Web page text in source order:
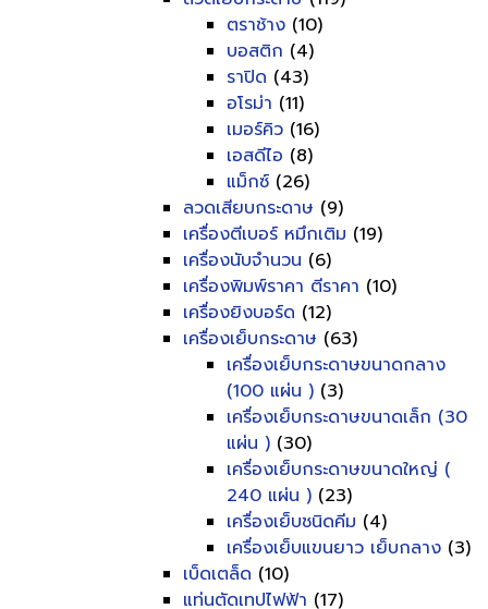
ตราช้าง (10)
บอสติก (4)
ราปิด (43)
อโรม่า (11)
เมอร์คิว (16)
เอสดีไอ (8)
แม็กซ์ (26)
ลวดเสียบกระดาษ (9)
เครื่องตีเบอร์ หมึกเติม (19)
เครื่องนับจำนวน (6)
เครื่องพิมพ์ราคา ตีราคา (10)
เครื่องยิงบอร์ด (12)
เครื่องเย็บกระดาษ (63)
เครื่องเย็บกระดาษขนาดกลาง
(100 แผ่น ) (3)
เครื่องเย็บกระดาษขนาดเล็ก (30
แผ่น ) (30)
เครื่องเย็บกระดาษขนาดใหญ่ (
240 แผ่น ) (23)
เครื่องเย็บชนิดคีม (4)
เครื่องเย็บแขนยาว เย็บกลาง (3)
เบ็ดเตล็ด (10)
แท่นตัดเทปไฟฟ้า (17)